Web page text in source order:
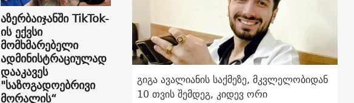
აზერბაიჯანში TikTok-
ის ექვსი
მომხმარებელი
ადმინისტრაციულად
დააკავეს
"საზოგადოებრივი
მორალის“
გიგა ავალიანის საქმეზე, მკვლელობიდან
10 თვის შემდეგ, კიდევ ორი